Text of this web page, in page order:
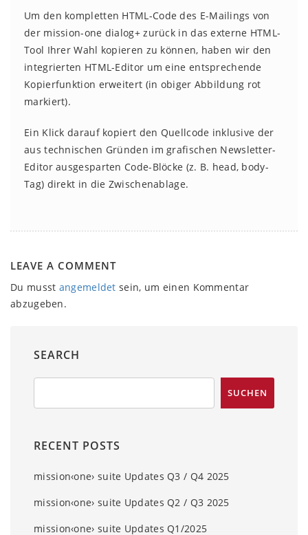
Um den kompletten HTML-Code des E-Mailings von
der mission-one dialog+ zurück in das externe HTML-
Tool Ihrer Wahl kopieren zu können, haben wir den
integrierten HTML-Editor um eine entsprechende
Kopierfunktion erweitert (in obiger Abbildung rot
markiert).
Ein Klick darauf kopiert den Quellcode inklusive der
aus technischen Gründen im grafischen Newsletter-
Editor ausgesparten Code-Blöcke (z. B. head, body-
Tag) direkt in die Zwischenablage.
LEAVE A COMMENT
Du musst angemeldet sein, um einen Kommentar
abzugeben.
SEARCH
RECENT POSTS
mission‹one› suite Updates Q3 / Q4 2025
mission‹one› suite Updates Q2 / Q3 2025
mission‹one› suite Updates Q1/2025